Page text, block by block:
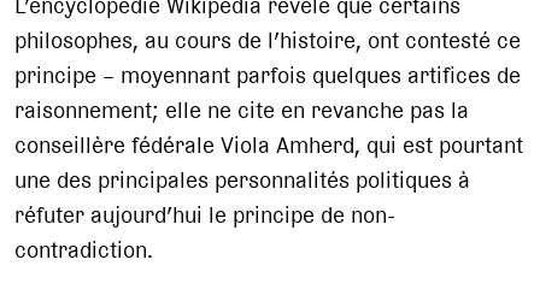
philosophes, au cours de l’histoire, ont contesté ce
principe – moyennant parfois quelques artifices de
raisonnement; elle ne cite en revanche pas la
conseillère fédérale Viola Amherd, qui est pourtant
une des principales personnalités politiques à
réfuter aujourd’hui le principe de non-
contradiction.